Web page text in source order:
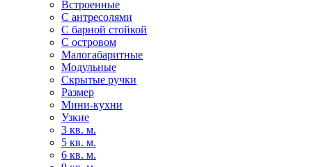
Встроенные
С антресолями
С барной стойкой
С островом
Малогабаритные
Модульные
Скрытые ручки
Размер
Мини-кухни
Узкие
3 кв. м.
5 кв. м.
6 кв. м.